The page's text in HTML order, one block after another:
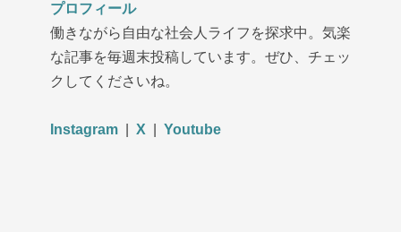
プロフィール
働きながら自由な社会人ライフを探求中。気楽
な記事を毎週末投稿しています。ぜひ、チェッ
クしてくださいね。
Instagram X Youtube